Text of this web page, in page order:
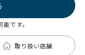
です。
取り扱い店舗